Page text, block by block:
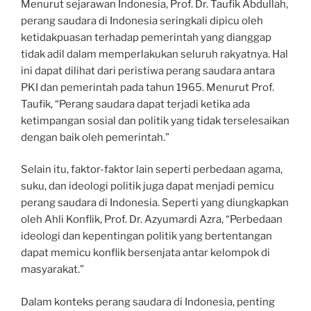
Menurut sejarawan Indonesia, Prof. Dr. Taufik Abdullah,
perang saudara di Indonesia seringkali dipicu oleh
ketidakpuasan terhadap pemerintah yang dianggap
tidak adil dalam memperlakukan seluruh rakyatnya. Hal
ini dapat dilihat dari peristiwa perang saudara antara
PKI dan pemerintah pada tahun 1965. Menurut Prof.
Taufik, “Perang saudara dapat terjadi ketika ada
ketimpangan sosial dan politik yang tidak terselesaikan
dengan baik oleh pemerintah.”
Selain itu, faktor-faktor lain seperti perbedaan agama,
suku, dan ideologi politik juga dapat menjadi pemicu
perang saudara di Indonesia. Seperti yang diungkapkan
oleh Ahli Konflik, Prof. Dr. Azyumardi Azra, “Perbedaan
ideologi dan kepentingan politik yang bertentangan
dapat memicu konflik bersenjata antar kelompok di
masyarakat.”
Dalam konteks perang saudara di Indonesia, penting